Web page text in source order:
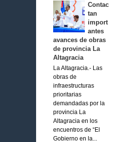
Contac
tan
import
antes
avances de obras
de provincia La
Altagracia
La Altagracia.- Las
obras de
infraestructuras
prioritarias
demandadas por la
provincia La
Altagracia en los
encuentros de “El
Gobierno en la...